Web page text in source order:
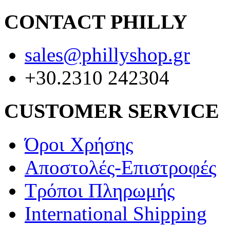
CONTACT PHILLY
sales@phillyshop.gr
+30.2310 242304
CUSTOMER SERVICE
Όροι Χρήσης
Αποστολές-Επιστροφές
Τρόποι Πληρωμής
International Shipping